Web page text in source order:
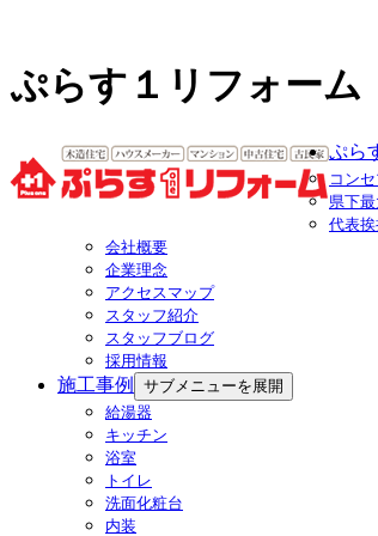
ぷらす１リフォー
ぷら
コンセ
県下
代表
会社概要
企業理念
アクセスマップ
スタッフ紹介
スタッフブログ
採用情報
施工事例
サブメニューを展開
給湯器
キッチン
浴室
トイレ
洗面化粧台
内装